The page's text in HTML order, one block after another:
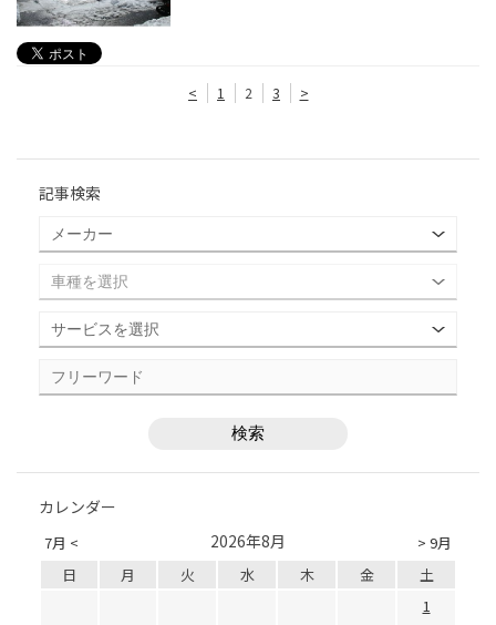
< 1 2 3 >
記事検索
カレンダー
7月 < > 9月
2026年8月
日 月 火 水 木 金
土
1